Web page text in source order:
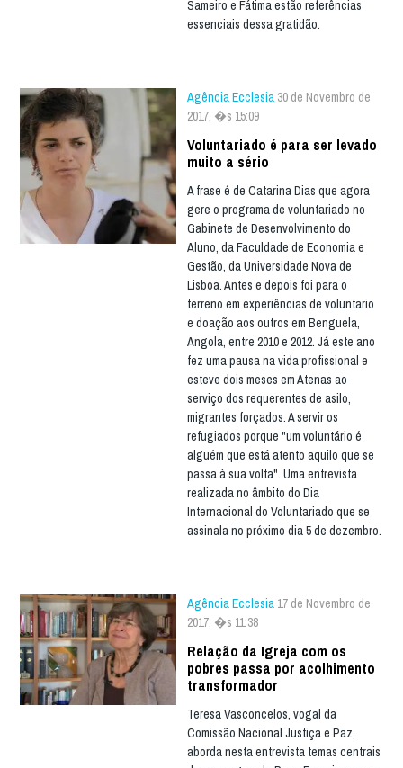
Sameiro e Fátima estão referências
essenciais dessa gratidão.
Agência Ecclesia 30 de Novembro de
2017, �s 15:09
Voluntariado é para ser levado
muito a sério
A frase é de Catarina Dias que agora
gere o programa de voluntariado no
Gabinete de Desenvolvimento do
Aluno, da Faculdade de Economia e
Gestão, da Universidade Nova de
Lisboa. Antes e depois foi para o
terreno em experiências de voluntario
e doação aos outros em Benguela,
Angola, entre 2010 e 2012. Já este ano
fez uma pausa na vida profissional e
esteve dois meses em Atenas ao
serviço dos requerentes de asilo,
migrantes forçados. A servir os
refugiados porque "um voluntário é
alguém que está atento aquilo que se
passa à sua volta". Uma entrevista
realizada no âmbito do Dia
Internacional do Voluntariado que se
assinala no próximo dia 5 de dezembro.
Agência Ecclesia 17 de Novembro de
2017, �s 11:38
Relação da Igreja com os
pobres passa por acolhimento
transformador
Teresa Vasconcelos, vogal da
Comissão Nacional Justiça e Paz,
aborda nesta entrevista temas centrais